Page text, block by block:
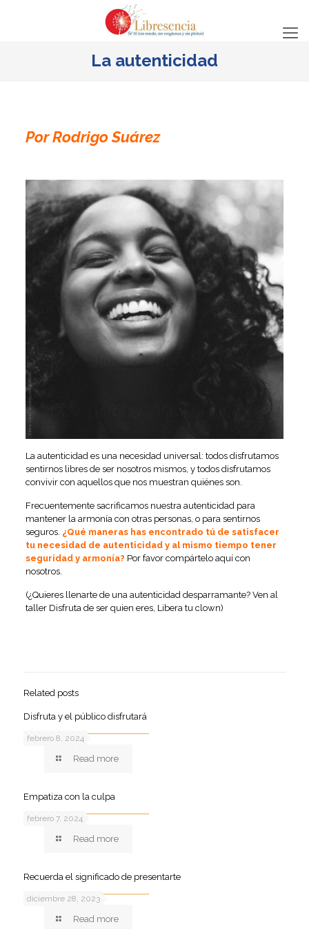
La autenticidad
Por Rodrigo Suárez
La autenticidad es una necesidad universal: todos disfrutamos
sentirnos libres de ser nosotros mismos, y todos disfrutamos
convivir con aquellos que nos muestran quiénes son.
Frecuentemente sacrificamos nuestra autenticidad para
mantener la armonía con otras personas, o para sentirnos
seguros. ¿Qué maneras has encontrado tú de satisfacer
tu necesidad de autenticidad y al mismo tiempo tener
seguridad y armonía? Por favor compártelo aquí con
nosotros.
(¿Quieres llenarte de una autenticidad desparramante? Ven al
taller Disfruta de ser quien eres, Libera tu clown)
Related posts
febrero 8, 2024
Disfruta y el público disfrutará
Read more
febrero 7, 2024
Empatiza con la culpa
Read more
diciembre 28, 2023
Recuerda el significado de presentarte
Read more